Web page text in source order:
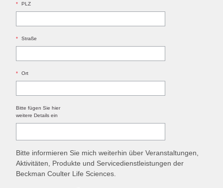
* PLZ
* Straße
* Ort
Bitte fügen Sie hier
weitere Details ein
Bitte informieren Sie mich weiterhin über Veranstaltungen,
Aktivitäten, Produkte und Servicedienstleistungen der
Beckman Coulter Life Sciences.